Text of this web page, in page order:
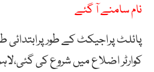
نام سامنے آ گئے
کوارٹر اضلاع میں شروع کی